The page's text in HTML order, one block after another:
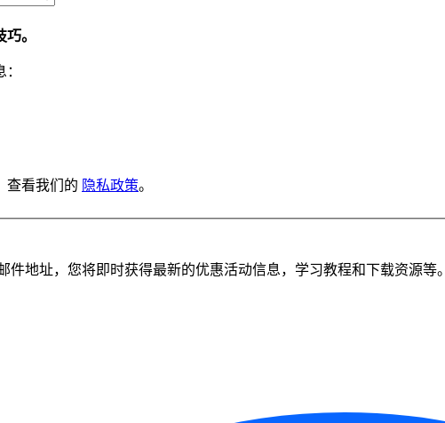
。
查看我们的 隐私政策。
件地址，您将即时获得最新的优惠活动信息，学习教程和下载资源等。